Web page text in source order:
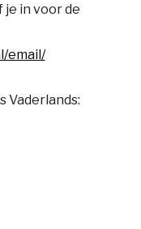
je in voor de
email/
Vaderlands: